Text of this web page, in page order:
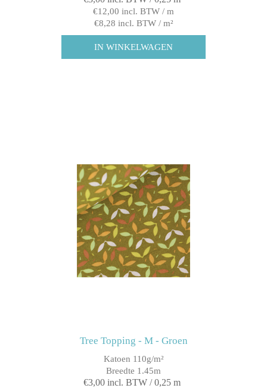
€12,00 incl. BTW / m
€8,28 incl. BTW / m²
Tree Topping - M - Groen
Katoen 110g/m²
Breedte 1.45m
€3,00 incl. BTW / 0,25 m